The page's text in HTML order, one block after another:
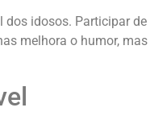
idosos. Participar
melhora o humor,